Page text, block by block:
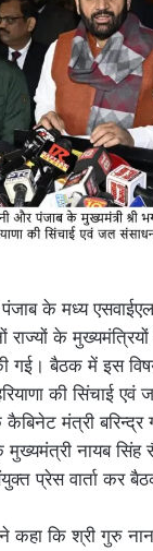
के मध्य
राज्यों के
गई। बैठक में इस विषय
की सिंचाई एवं
मंत्री बरिन्द्र
मुख्यमंत्री नायब
प्रेस वार्ता कर
कहा कि श्री गुरु